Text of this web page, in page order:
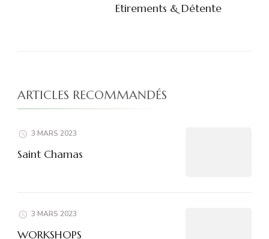
Etirements & Détente
ARTICLES RECOMMANDÉS
3 MARS 2023
Saint Chamas
3 MARS 2023
WORKSHOPS